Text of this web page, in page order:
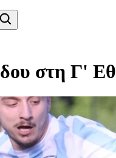
στη Γ'